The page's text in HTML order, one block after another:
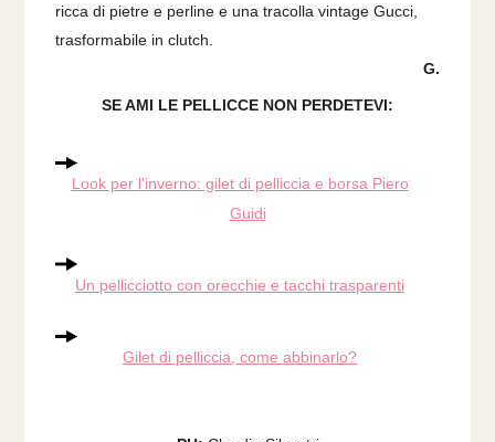
ricca di pietre e perline e una tracolla vintage Gucci,
trasformabile in clutch.
G.
SE AMI LE PELLICCE NON PERDETEVI:
Look per l'inverno: gilet di pelliccia e borsa Piero
Guidi
Un pellicciotto con orecchie e tacchi trasparenti
Gilet di pelliccia, come abbinarlo?